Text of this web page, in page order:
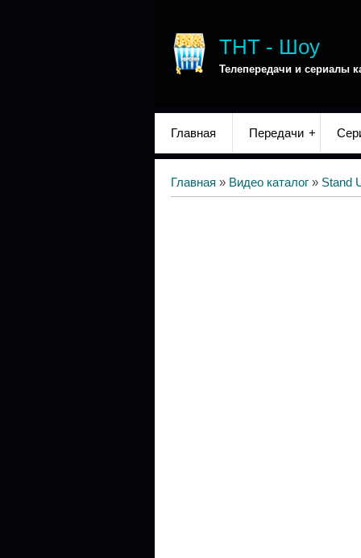
ТНТ - Шоу
Телепередачи и сериалы
Главная Передачи
Главная » Видео каталог » Stand